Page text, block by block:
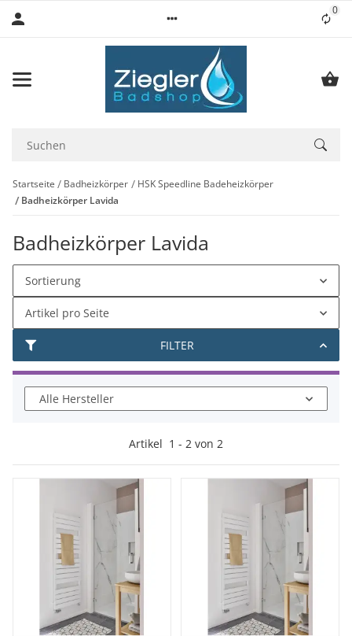
0
Startseite Badheizkörper
HSK Speedline Badeheizkörper
Badheizkörper Lavida
Badheizkörper Lavida
FILTER
Sortierung
Artikel pro Seite
Alle Hersteller
Artikel 1 - 2 von 2